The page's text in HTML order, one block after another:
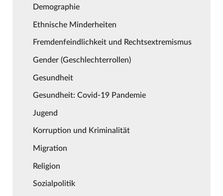
Demographie
Ethnische Minderheiten
Fremdenfeindlichkeit und Rechtsextremismus
Gender (Geschlechterrollen)
Gesundheit
Gesundheit: Covid-19 Pandemie
Jugend
Korruption und Kriminalität
Migration
Religion
Sozialpolitik